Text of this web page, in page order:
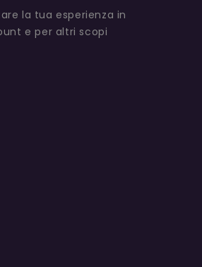
la tua esperienza in
e per altri scopi